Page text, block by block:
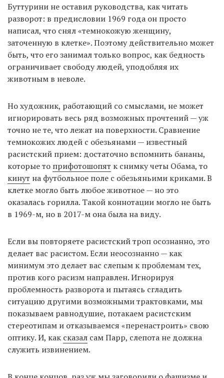
Буттурини не оставил руководства, как читать
разворот: в предисловии 1969 года он просто
написал, что снял «темнокожую женщину,
заточенную в клетке». Поэтому действительно может
быть, что его занимал только вопрос, как бедность
ограничивает свободу людей, уподобляя их
животным в неволе.
Но художник, работающий со смыслами, не может
игнорировать весь ряд возможных прочтений — уж
точно не те, что лежат на поверхности. Сравнение
темнокожих людей с обезьянами — известный
расистский прием: достаточно вспомнить бананы,
которые то прифотошопят к снимку четы Обама, то
кинут на футбольное поле с обезьяньими криками. В
клетке могло быть любое животное — но это
оказалась горилла. Такой коннотации могло не быть
в 1969-м, но в 2017-м она была на виду.
Если вы повторяете расистский троп осознанно, это
делает вас расистом. Если неосознанно — как
минимум это делает вас слепым к проблемам тех,
против кого расизм направлен. Игнорируя
проблемность разворота и пытаясь сгладить
ситуацию другими возможными трактовками, мы
показываем равнодушие, потакаем расистским
стереотипам и отказываемся «перенастроить» свою
оптику. И, как сказал сам Парр, слепота не должна
служить извинением.